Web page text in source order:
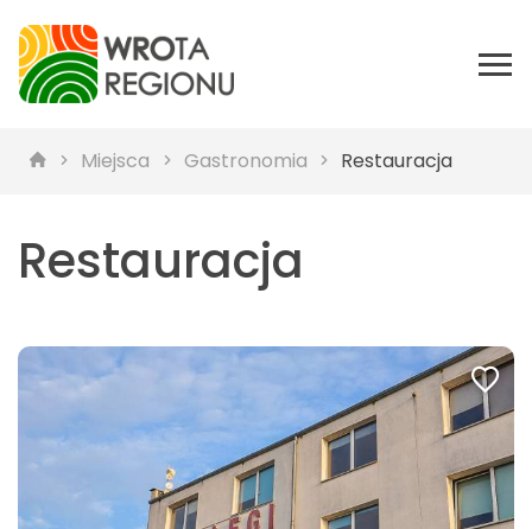
Miejsca Gastronomia Restauracja
Restauracja